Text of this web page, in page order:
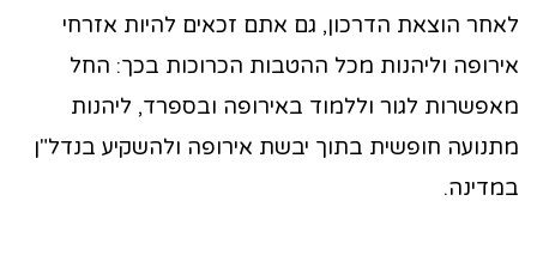
לאחר הוצאת הדרכון, גם אתם זכאים להיות אזרחי
אירופה וליהנות מכל ההטבות הכרוכות בכך: החל
מאפשרות לגור וללמוד באירופה ובספרד, ליהנות
מתנועה חופשית בתוך יבשת אירופה ולהשקיע בנדל"ן
במדינה.